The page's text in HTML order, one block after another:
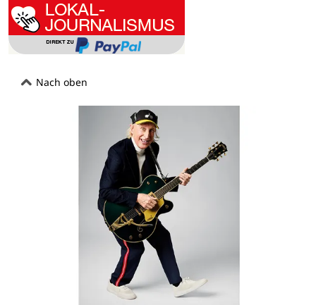
Nach oben